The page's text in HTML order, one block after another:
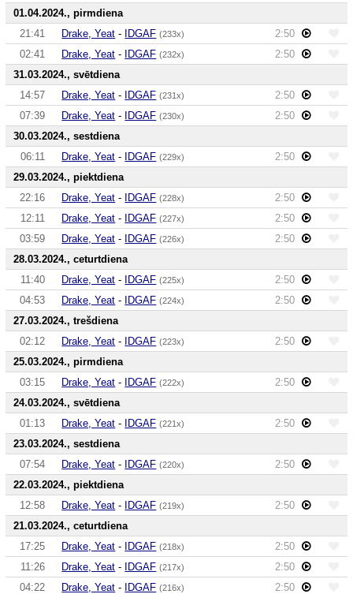
01.04.2024., pirmdiena
21:41
Drake, Yeat - IDGAF (233x)
2:50
02:41
Drake, Yeat - IDGAF (232x)
2:50
31.03.2024., svētdiena
14:57
Drake, Yeat - IDGAF (231x)
2:50
07:39
Drake, Yeat - IDGAF (230x)
2:50
30.03.2024., sestdiena
06:11
Drake, Yeat - IDGAF (229x)
2:50
29.03.2024., piektdiena
22:16
Drake, Yeat - IDGAF (228x)
2:50
12:11
Drake, Yeat - IDGAF (227x)
2:50
03:59
Drake, Yeat - IDGAF (226x)
2:50
28.03.2024., ceturtdiena
11:40
Drake, Yeat - IDGAF (225x)
2:50
04:53
Drake, Yeat - IDGAF (224x)
2:50
27.03.2024., trešdiena
02:12
Drake, Yeat - IDGAF (223x)
2:50
25.03.2024., pirmdiena
03:15
Drake, Yeat - IDGAF (222x)
2:50
24.03.2024., svētdiena
01:13
Drake, Yeat - IDGAF (221x)
2:50
23.03.2024., sestdiena
07:54
Drake, Yeat - IDGAF (220x)
2:50
22.03.2024., piektdiena
12:58
Drake, Yeat - IDGAF (219x)
2:50
21.03.2024., ceturtdiena
17:25
Drake, Yeat - IDGAF (218x)
2:50
11:26
Drake, Yeat - IDGAF (217x)
2:50
04:22
Drake, Yeat - IDGAF (216x)
2:50